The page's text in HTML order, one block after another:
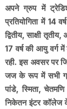
अपने ग्रुप में
प्रतियोगिता में 14
द्वितीय, साक्षी
17 वर्ष की आयु वर्ग
रही. इस अवसर पर
जज के रूप में सभी
पांडे, स्मिता,
निकेतन इंटर कॉलेज के